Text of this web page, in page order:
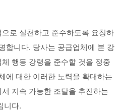
로 실천하고 준수하도록 요청하
합니다. 당사는 공급업체에 본 강
행동 강령을 준수할 것을 정중
에 대한 이러한 노력을 확대하는
지속 가능한 조달을 추진하는
니다.